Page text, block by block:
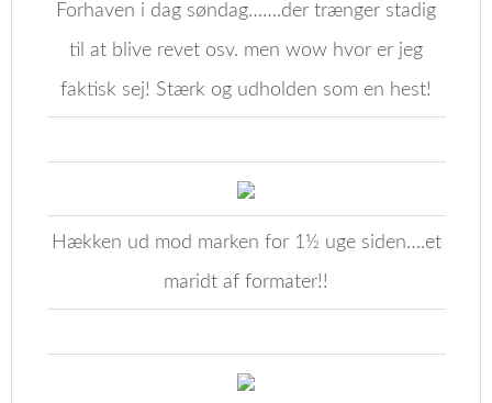
Forhaven i dag søndag…….der trænger stadig
til at blive revet osv. men wow hvor er jeg
faktisk sej! Stærk og udholden som en hest!
Hækken ud mod marken for 1½ uge siden….et
maridt af formater!!